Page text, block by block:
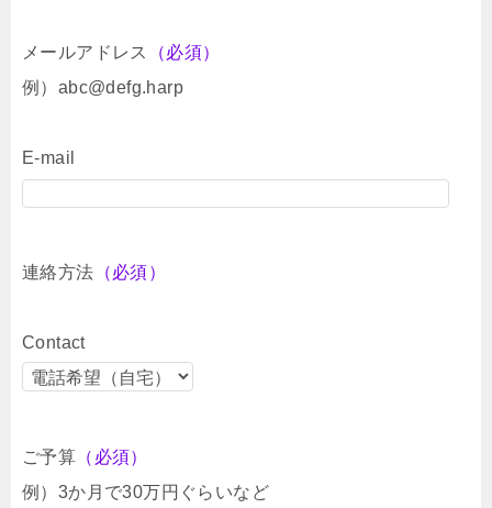
メールアドレス
（必須）
例）abc@defg.harp
E-mail
連絡方法 （必須）
Contact
ご予算 （必須）
例）3か月で30万円ぐらいなど